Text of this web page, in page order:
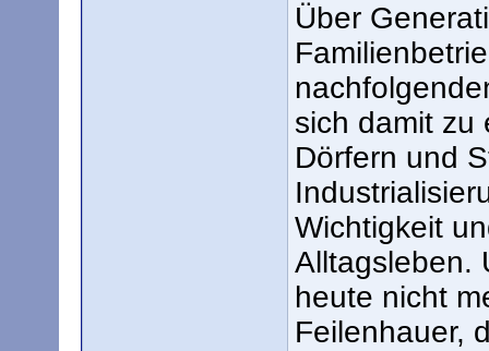
Über
sich damit zu
Dörfern und
Wichtigkeit
Alltagsleben.
heute nicht
Feilenhauer,